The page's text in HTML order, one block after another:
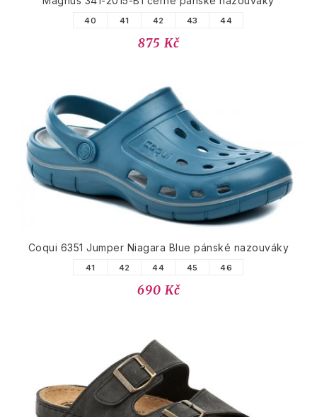
40 41 42 43 44
875 Kč
Coqui 6351 Jumper Niagara Blue pánské nazouváky
41 42 44 45 46
690 Kč